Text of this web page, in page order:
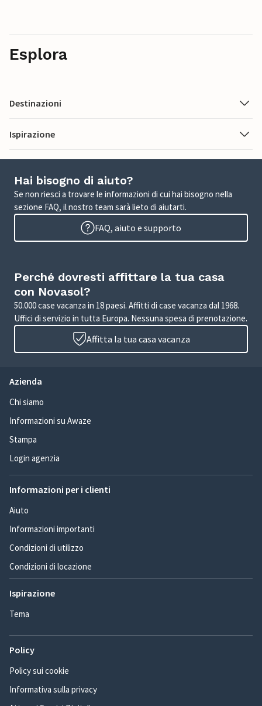
Esplora
Destinazioni
Ispirazione
Hai bisogno di aiuto?
Se non riesci a trovare le informazioni di cui hai bisogno nella
sezione FAQ, il nostro team sarà lieto di aiutarti.
FAQ, aiuto e supporto
Perché dovresti affittare la tua casa
con Novasol?
50.000 case vacanza in 18 paesi. Affitti di case vacanza dal 1968.
Uffici di servizio in tutta Europa. Nessuna spesa di prenotazione.
Affitta la tua casa vacanza
Azienda
Chi siamo
Informazioni su Awaze
Stampa
Login agenzia
Informazioni per i clienti
Aiuto
Informazioni importanti
Condizioni di utilizzo
Condizioni di locazione
Ispirazione
Tema
Policy
Policy sui cookie
Informativa sulla privacy